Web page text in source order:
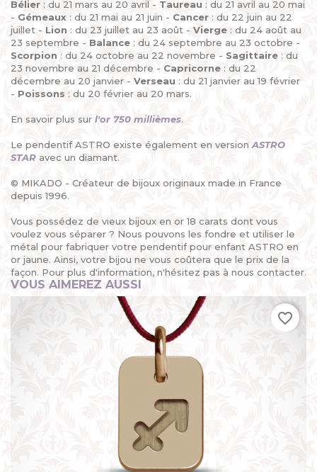
Bélier : du 21 mars au 20 avril - Taureau : du 21 avril au 20 mai
- Gémeaux : du 21 mai au 21 juin - Cancer : du 22 juin au 22
juillet - Lion : du 23 juillet au 23 août - Vierge : du 24 août au
23 septembre - Balance : du 24 septembre au 23 octobre -
Scorpion : du 24 octobre au 22 novembre - Sagittaire : du
23 novembre au 21 décembre - Capricorne : du 22
décembre au 20 janvier - Verseau : du 21 janvier au 19 février
- Poissons : du 20 février au 20 mars.
En savoir plus sur l'or 750 millièmes.
Le pendentif ASTRO existe également en version ASTRO
STAR avec un diamant.
© MIKADO - Créateur de bijoux originaux made in France
depuis 1996.
Vous possédez de vieux bijoux en or 18 carats dont vous
voulez vous séparer ? Nous pouvons les fondre et utiliser le
métal pour fabriquer votre pendentif pour enfant ASTRO en
or jaune. Ainsi, votre bijou ne vous coûtera que le prix de la
façon. Pour plus d'information, n'hésitez pas à nous contacter.
VOUS AIMEREZ AUSSI
favorite_border